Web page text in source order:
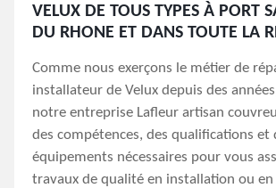
VELUX DE TOUS TYPES À PORT
DU RHONE ET DANS TOUTE LA
Comme nous exerçons le métier de
installateur de Velux depuis des
notre entreprise Lafleur artisan
des compétences, des qualifications et
équipements nécessaires pour vous
travaux de qualité en installation ou